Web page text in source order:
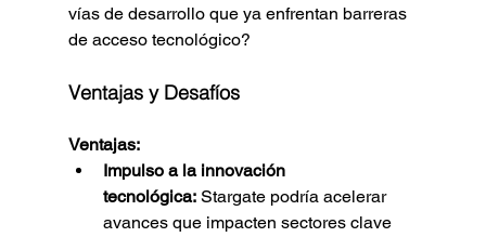
vías de desarrollo que ya enfrentan barreras
de acceso tecnológico?
Ventajas y Desafíos
Ventajas:
Impulso a la innovación
tecnológica: Stargate podría acelerar
avances que impacten sectores clave